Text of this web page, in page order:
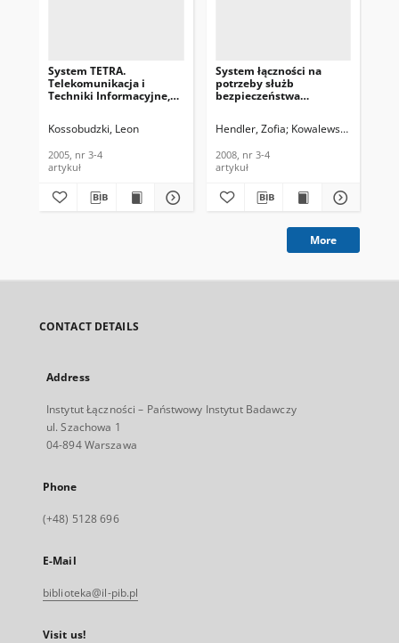
System TETRA.
Telekomunikacja i
Techniki Informacyjne,
Kossobudzki, Leon
2005, nr 3-4
artykuł
System łączności na
potrzeby służb
bezpieczeństwa
kryzysowegow
Telekomunikacja i
Techniki Informacyjne,
Hendler, Zofia Kowalewski, Marian
2008, nr 3-4
artykuł
More
CONTACT DETAILS
Address
Instytut Łączności – Państwowy Instytut Badawczy
ul. Szachowa 1
04-894 Warszawa
Phone
(+48) 5128 696
E-Mail
biblioteka@il-pib.pl
Visit us!